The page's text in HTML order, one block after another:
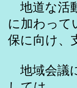
地道な活
に加わって
保に向け、
地域会議